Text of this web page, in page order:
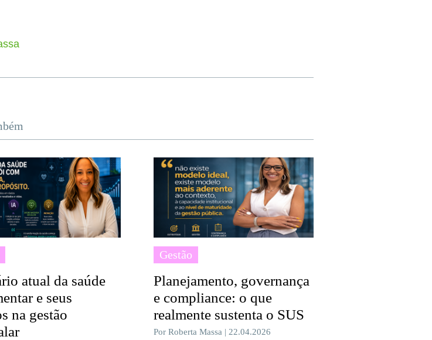
atual da saúde
e seus
na gestão
Gestão
Planejamento, governança
e compliance: o que
realmente sustenta o SUS
Por Roberta Massa | 22.04.2026